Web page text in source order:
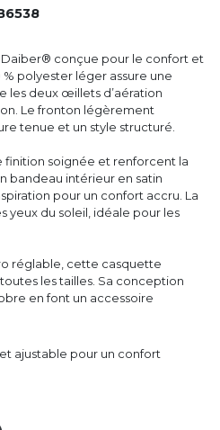
conçue pour le confort et
polyester léger assure une
les deux œillets d’aération
Le fronton légèrement
tenue et un style structuré.
finition soignée et renforcent la
bandeau intérieur en satin
pour un confort accru. La
du soleil, idéale pour les
réglable, cette casquette
les tailles. Sa conception
en font un accessoire
ajustable pour un confort